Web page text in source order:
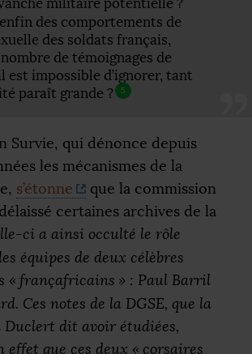
militaire potentielle ?
des comportements de
des soldats français,
de témoignages de
est impossible d’ignorer, tant
paraît grande ? 5
Survie, qui dénonce depuis
les mécanismes de la
s’étonne
que la commission
certaines archives de la
ci a ainsi occulté le rôle
équipes de deux célèbres
« françafricains » : Paul Barril
Ces notes de la DGSE, que la
Duclert dit avoir étudiées,
que ces deux « corsaires